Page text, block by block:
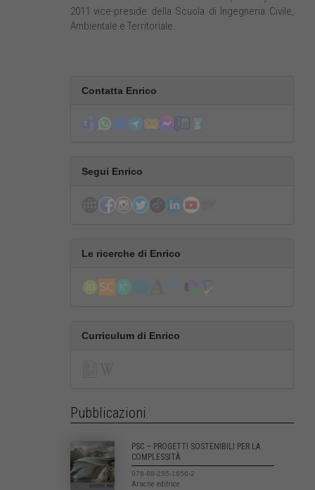
2011 vice-preside della Scuola di Ingegneria Civile,
Ambientale e Territoriale.
Contatta Enrico
Segui Enrico
Le ricerche di Enrico
Curriculum di Enrico
Pubblicazioni
PSC – PROGETTI SOSTENIBILI PER LA
COMPLESSITÀ
978-88-255-1656-2
Aracne editrice